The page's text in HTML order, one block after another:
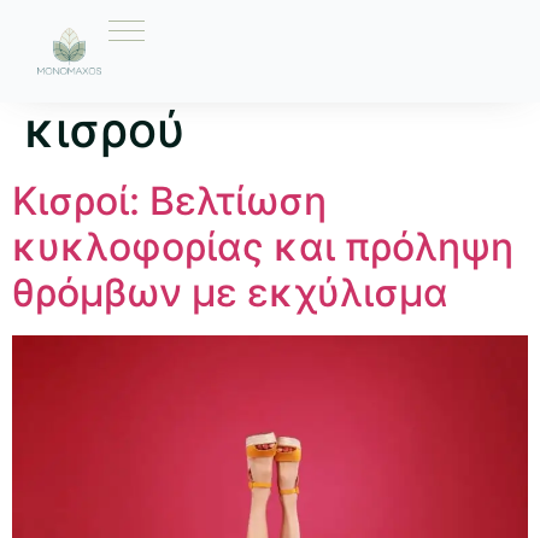
Ετικέτα:
κισρού
Κισροί: Βελτίωση
κυκλοφορίας και πρόληψη
θρόμβων με εκχύλισμα